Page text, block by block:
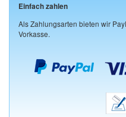
Einfach zahlen
Als Zahlungsarten bieten wir
Vorkasse.